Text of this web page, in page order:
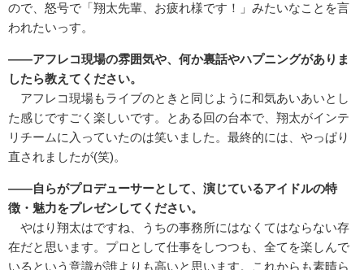
ので、怒号で「翔太先輩、お疲れ様です！」みたいなことを言
われたいっす。
――アフレコ現場の雰囲気や、何か裏話やハプニングがありま
したら教えてください。
アフレコ現場もライブのときと同じように和気あいあいとし
た感じですごく楽しいです。とある回の台本で、翔太がインテ
リチームに入っていたのは笑いました。最終的には、やっぱり
直されましたが(笑)。
――自らがプロデューサーとして、演じているアイドルの特
徴・魅力をプレゼンしてください。
やはり翔太はですね、うちの事務所にはなくてはならない存
在だと思います。プロとして仕事をしつつも、全てを楽しんで
いるという意識が誰よりも高いと思います。これからも素晴ら